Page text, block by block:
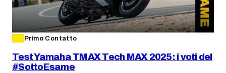
Primo Contatto
Test Yamaha TMAX Tech MAX 2025: i voti del
#SottoEsame